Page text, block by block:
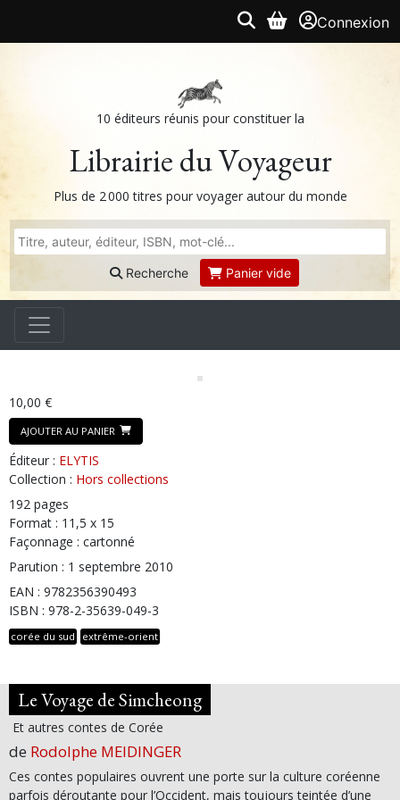
Connexion
10 éditeurs réunis pour constituer la
Librairie du Voyageur
Plus de 2 000 titres pour voyager autour du monde
Recherche Panier vide
10,00 €
AJOUTER AU PANIER
Éditeur : ELYTIS
Collection : Hors collections
192 pages
Format : 11,5 x 15
Façonnage : cartonné
Parution : 1 septembre 2010
EAN : 9782356390493
ISBN : 978-2-35639-049-3
corée du sud extrême-orient
Le Voyage de Simcheong
Et autres contes de Corée
de Rodolphe MEIDINGER
Ces contes populaires ouvrent une porte sur la culture coréenne
parfois déroutante pour l’Occident, mais toujours teintée d’une